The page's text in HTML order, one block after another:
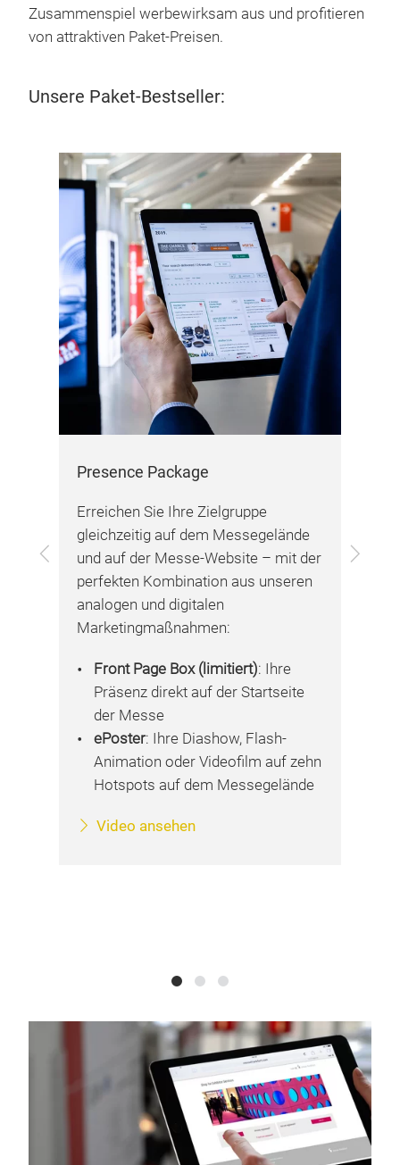
Zusammenspiel werbewirksam aus und profitieren
von attraktiven Paket-Preisen.
Unsere Paket-Bestseller:
Zurück Vor
Presence Package
Erreichen Sie Ihre Zielgruppe
gleichzeitig auf dem Messegelände
und auf der Messe-Website – mit der
perfekten Kombination aus unseren
analogen und digitalen
Marketingmaßnahmen:
Front Page Box (limitiert): Ihre
Präsenz direkt auf der Startseite
der Messe
ePoster: Ihre Diashow, Flash-
Animation oder Videofilm auf zehn
Hotspots auf dem Messegelände
Video ansehen